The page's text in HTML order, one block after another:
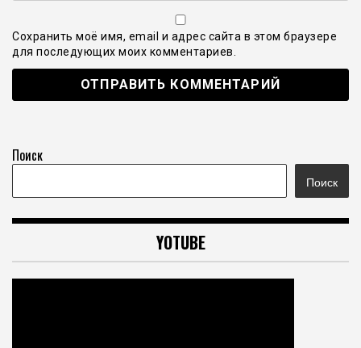
Сохранить моё имя, email и адрес сайта в этом браузере
для последующих моих комментариев.
Поиск
Поиск
YOTUBE